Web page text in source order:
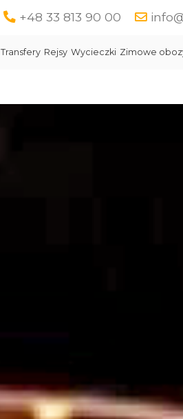
+48 33 813 90 00
Transfery Rejsy Wycieczki Zimowe